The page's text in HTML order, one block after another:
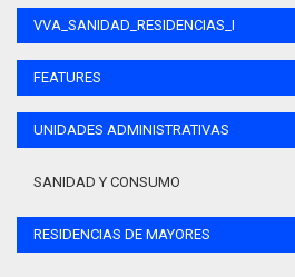
FEATURES
UNIDADES ADMINISTRATIVAS
SANIDAD Y CONSUMO
RESIDENCIAS DE MAYORES